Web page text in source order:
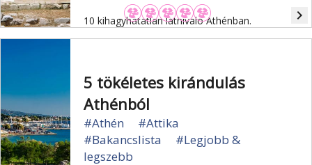
10 kihagyhatatlan látnivaló Athénban. navigate_next
5 tökéletes kirándulás
Athénból
#Athén
#Attika
#Bakancslista
#Legjobb &
legszebb